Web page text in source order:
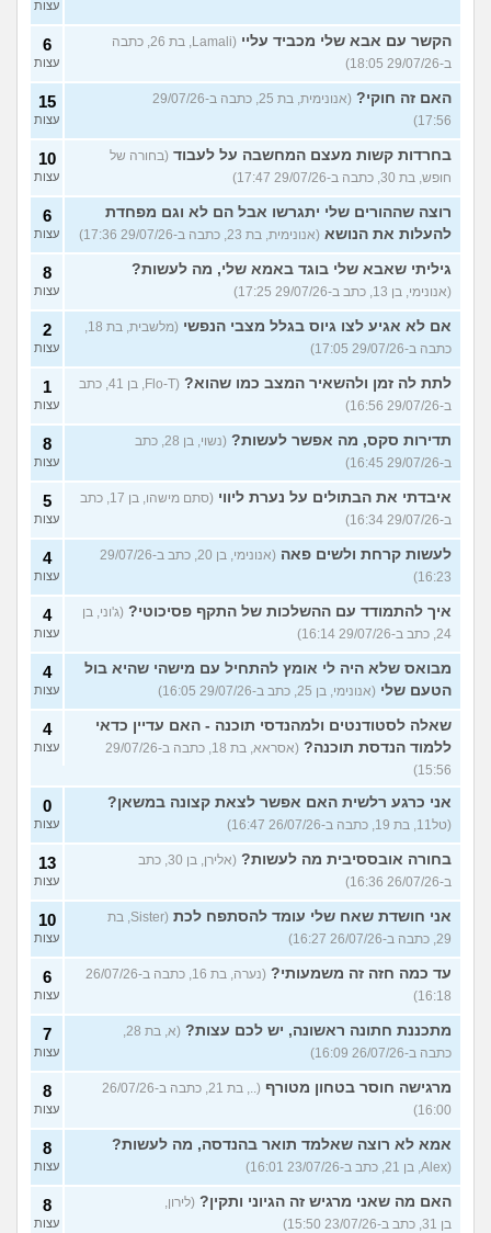
עצות
הקשר עם אבא שלי מכביד עליי
(Lamali, בת 26, כתבה
ב-29/07/26 18:05)
6
עצות
האם זה חוקי?
(אנונימית, בת 25, כתבה ב-29/07/26
17:56)
15
עצות
בחרדות קשות מעצם המחשבה על לעבוד (בחורה של
חופש, בת 30, כתבה ב-29/07/26 17:47)
10
עצות
רוצה שההורים שלי יתגרשו אבל הם לא וגם מפחדת
להעלות את הנושא (אנונימית, בת 23, כתבה ב-29/07/26 17:36)
6
עצות
גיליתי שאבא שלי בוגד באמא שלי, מה לעשות?
(אנונימי, בן 13, כתב ב-29/07/26 17:25)
8
עצות
אם לא אגיע לצו גיוס בגלל מצבי הנפשי
(מלשבית, בת 18,
כתבה ב-29/07/26 17:05)
2
עצות
לתת לה זמן ולהשאיר המצב כמו שהוא?
(Flo-T, בן 41, כתב
ב-29/07/26 16:56)
1
עצות
תדירות סקס, מה אפשר לעשות?
(נשוי, בן 28, כתב
ב-29/07/26 16:45)
8
עצות
איבדתי את הבתולים על נערת ליווי
(סתם מישהו, בן 17, כתב
ב-29/07/26 16:34)
5
עצות
לעשות קרחת ולשים פאה
(אנונימי, בן 20, כתב ב-29/07/26
16:23)
4
עצות
איך להתמודד עם ההשלכות של התקף פסיכוטי? (ג'וני, בן
24, כתב ב-29/07/26 16:14)
4
עצות
מבואס שלא היה לי אומץ להתחיל עם מישהי שהיא בול
הטעם שלי (אנונימי, בן 25, כתב ב-29/07/26 16:05)
4
עצות
שאלה לסטודנטים ולמהנדסי תוכנה - האם עדיין כדאי
ללמוד הנדסת תוכנה?
(אסראא, בת 18, כתבה ב-29/07/26
15:56)
4
עצות
אני כרגע רלשית האם אפשר לצאת קצונה במשאן?
(טל11, בת 19, כתבה ב-26/07/26 16:47)
0
עצות
בחורה אובססיבית מה לעשות?
(אלירן, בן 30, כתב
ב-26/07/26 16:36)
13
עצות
אני חושדת שאח שלי עומד להסתפח לכת
(Sister, בת
29, כתבה ב-26/07/26 16:27)
10
עצות
עד כמה חזה זה משמעותי?
(נערה, בת 16, כתבה ב-26/07/26
16:18)
6
עצות
מתכננת חתונה ראשונה, יש לכם עצות?
(א, בת 28,
כתבה ב-26/07/26 16:09)
7
עצות
מרגישה חוסר בטחון מטורף
(.., בת 21, כתבה ב-26/07/26
16:00)
8
עצות
אמא לא רוצה שאלמד תואר בהנדסה, מה לעשות?
(Alex, בן 21, כתב ב-23/07/26 16:01)
8
עצות
האם מה שאני מרגיש זה הגיוני ותקין? (לירון,
בן 31, כתב ב-23/07/26 15:50)
8
עצות